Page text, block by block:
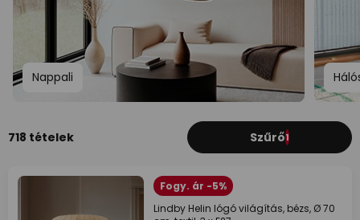
Nappali
718 tételek Szűrő1
Fogy. ár -5%
Lindby Helin lógó világítás, bézs, Ø 70